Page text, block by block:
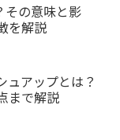
その意味と影
を解説
ュアップとは？
まで解説